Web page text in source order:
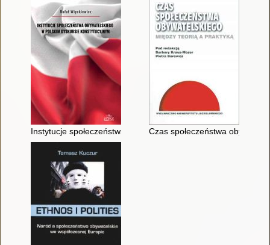
Instytucje społeczeństwa obywatelskiego w polskim dyskursie
Czas społeczeństwa